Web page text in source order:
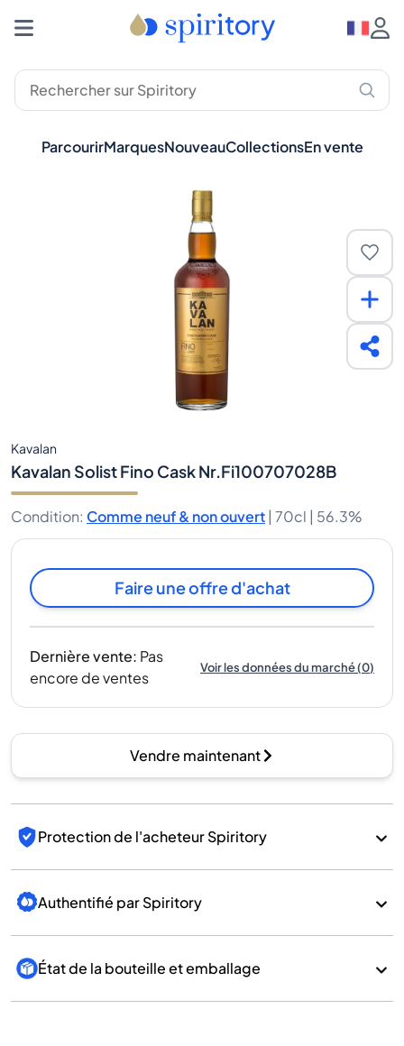
ParcourirMarquesNouveauCollectionsEn vente
Kavalan
Kavalan Solist Fino Cask Nr.Fi100707028B
Condition: Comme neuf & non ouvert | 70cl | 56.3%
Faire une offre d'achat
Dernière vente: Pas
encore de ventes
Voir les données du marché(0)
Vendre maintenant
Protection de l'acheteur Spiritory
Authentifié par Spiritory
État de la bouteille et emballage